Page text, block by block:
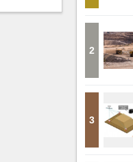
2
3